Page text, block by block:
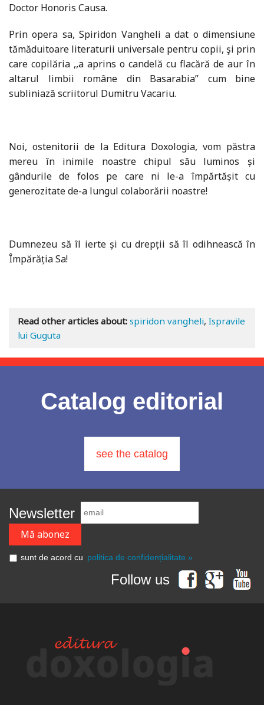
Doctor Honoris Causa.
Prin opera sa, Spiridon Vangheli a dat o dimensiune
tămăduitoare literaturii universale pentru copii, şi prin
care copilăria ,,a aprins o candelă cu flacără de aur în
altarul limbii române din Basarabia” cum bine
subliniază scriitorul Dumitru Vacariu.
Noi, ostenitorii de la Editura Doxologia, vom păstra
mereu în inimile noastre chipul său luminos și
gândurile de folos pe care ni le-a împărtășit cu
generozitate de-a lungul colaborării noastre!
Dumnezeu să îl ierte și cu drepții să îl odihnească în
Împărăția Sa!
Read other articles about: spiridon vangheli, Ispravile
lui Guguta
Catalog editorial
see the catalog
Newsletter
sunt de acord cu politica de confidențialitate »
Follow us